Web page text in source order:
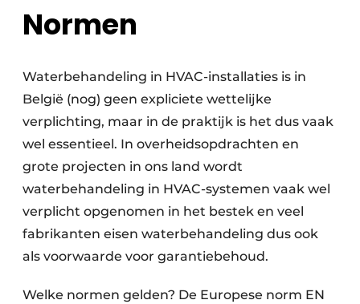
Normen
Waterbehandeling in HVAC-installaties is in
België (nog) geen expliciete wettelijke
verplichting, maar in de praktijk is het dus vaak
wel essentieel. In overheidsopdrachten en
grote projecten in ons land wordt
waterbehandeling in HVAC-systemen vaak wel
verplicht opgenomen in het bestek en veel
fabrikanten eisen waterbehandeling dus ook
als voorwaarde voor garantiebehoud.
Welke normen gelden? De Europese norm EN